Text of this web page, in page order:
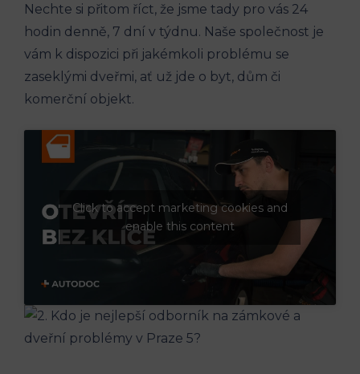
Nechte si přitom říct, že jsme tady pro vás 24
hodin denně, 7 dní v týdnu. Naše společnost je
vám k dispozici při jakémkoli problému se
zaseklými dveřmi, ať už jde o byt, dům či
komerční objekt.
Click to accept marketing cookies and
enable this content